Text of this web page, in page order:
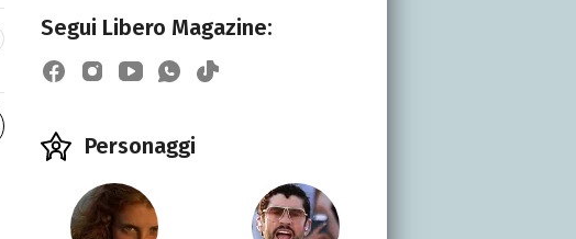
Segui Libero Magazine:
Personaggi